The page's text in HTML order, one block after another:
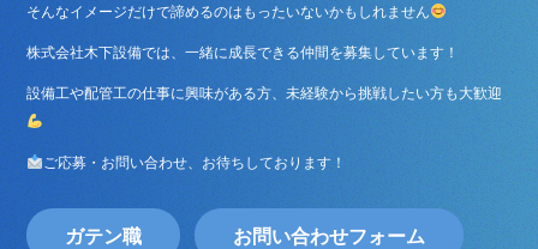
そんなイメージだけで諦めるのはもったいないかもしれません
株式会社木下設備では、一緒に成長できる仲間を募集しています！
設備工や配管工の仕事に興味がある方、未経験から挑戦したい方も大歓迎
ご応募・お問い合わせ、お待ちしております！
ガテン職 お問い合わせフォーム